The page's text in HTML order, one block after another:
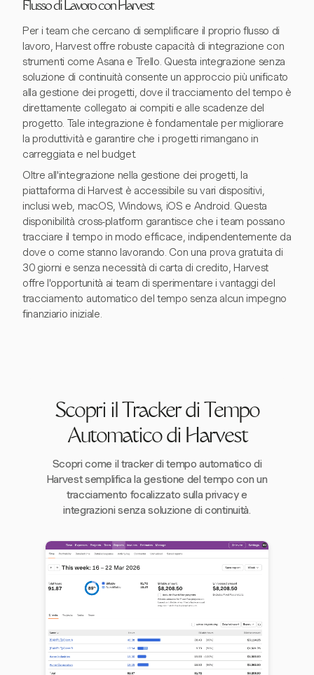
Flusso di Lavoro con Harvest
Per i team che cercano di semplificare il proprio flusso di
lavoro, Harvest offre robuste capacità di integrazione con
strumenti come Asana e Trello. Questa integrazione senza
soluzione di continuità consente un approccio più unificato
alla gestione dei progetti, dove il tracciamento del tempo è
direttamente collegato ai compiti e alle scadenze del
progetto. Tale integrazione è fondamentale per migliorare
la produttività e garantire che i progetti rimangano in
carreggiata e nel budget.
Oltre all'integrazione nella gestione dei progetti, la
piattaforma di Harvest è accessibile su vari dispositivi,
inclusi web, macOS, Windows, iOS e Android. Questa
disponibilità cross-platform garantisce che i team possano
tracciare il tempo in modo efficace, indipendentemente da
dove o come stanno lavorando. Con una prova gratuita di
30 giorni e senza necessità di carta di credito, Harvest
offre l'opportunità ai team di sperimentare i vantaggi del
tracciamento automatico del tempo senza alcun impegno
finanziario iniziale.
Scopri il Tracker di Tempo
Automatico di Harvest
Scopri come il tracker di tempo automatico di
Harvest semplifica la gestione del tempo con un
tracciamento focalizzato sulla privacy e
integrazioni senza soluzione di continuità.